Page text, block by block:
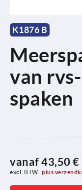
K1876 B
van
spaken
vanaf 43,50 €
excl. BTW plus